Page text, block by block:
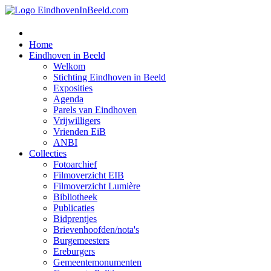
Home
Eindhoven in Beeld
Welkom
Stichting Eindhoven in Beeld
Exposities
Agenda
Parels van Eindhoven
Vrijwilligers
Vrienden EiB
ANBI
Collecties
Fotoarchief
Filmoverzicht EIB
Filmoverzicht Lumière
Bibliotheek
Publicaties
Bidprentjes
Brievenhoofden/nota's
Burgemeesters
Ereburgers
Gemeentemonumenten